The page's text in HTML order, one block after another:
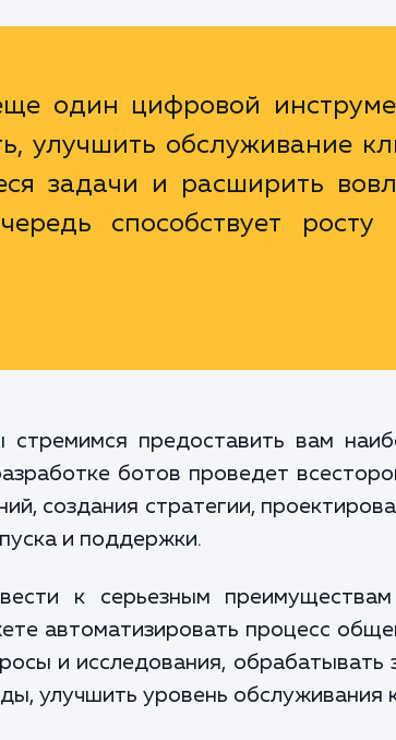
один цифровой
улучшить обслуживание
задачи и расширить
способствует росту
предоставить вам
ботов проведет
создания стратегии,
и поддержки.
к серьезным
автоматизировать процесс
и исследования,
улучшить уровень